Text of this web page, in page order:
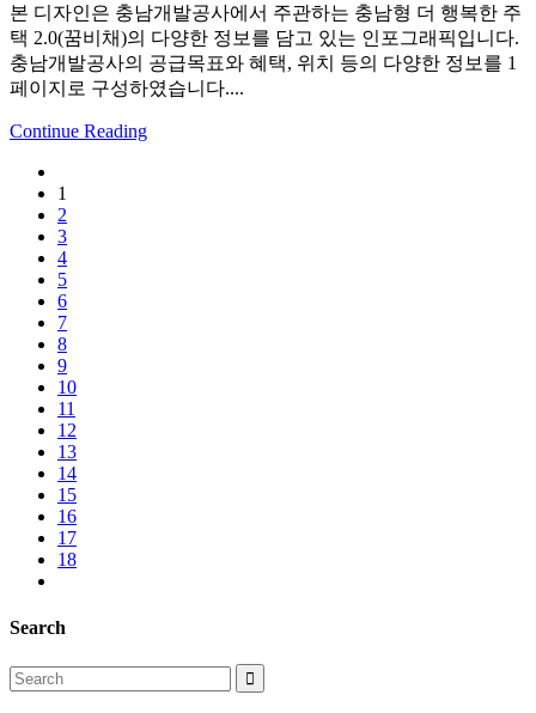
본 디자인은 충남개발공사에서 주관하는 충남형 더 행복한 주
택 2.0(꿈비채)의 다양한 정보를 담고 있는 인포그래픽입니다.
충남개발공사의 공급목표와 혜택, 위치 등의 다양한 정보를 1
페이지로 구성하였습니다....
Continue Reading
1
2
3
4
5
6
7
8
9
10
11
12
13
14
15
16
17
18
Search
Search
for: